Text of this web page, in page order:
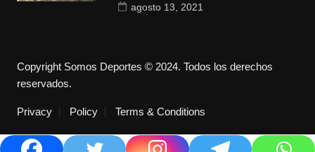
agosto 13, 2021
Copyright Somos Deportes © 2024. Todos los derechos
reservados.
Privacy Policy Terms & Conditions